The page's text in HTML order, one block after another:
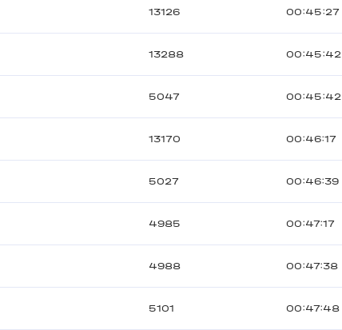
13126 00:45:27
13288 00:45:42
5047 00:45:42
13170 00:46:17
5027 00:46:39
4985 00:47:17
4988 00:47:38
5101 00:47:48